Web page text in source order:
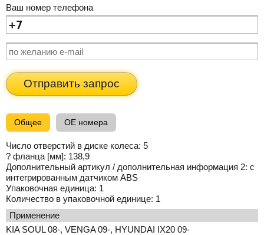
Ваш номер телефона
Отправить запрос
Общее OE номера
Число отверстий в диске колеса: 5
? фланца [мм]: 138,9
Дополнительный артикул / дополнительная информация 2: с
интегрированным датчиком ABS
Упаковочная единица: 1
Количество в упаковочной единице: 1
применение
KIA SOUL 08-, VENGA 09-, HYUNDAI IX20 09-